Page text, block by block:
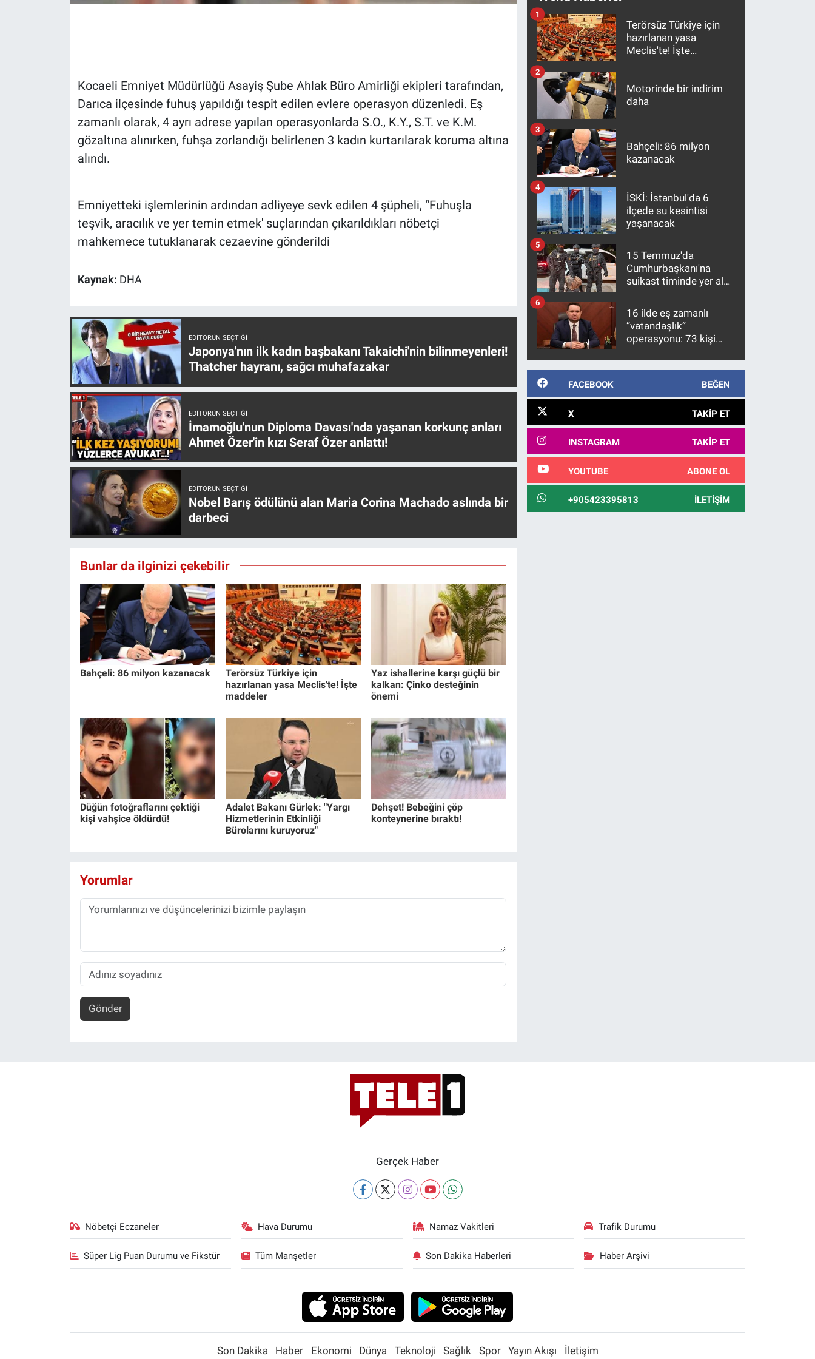
Kocaeli Emniyet Müdürlüğü Asayiş Şube Ahlak Büro Amirliği ekipleri tarafından,
Darıca ilçesinde fuhuş yapıldığı tespit edilen evlere operasyon düzenledi. Eş
zamanlı olarak, 4 ayrı adrese yapılan operasyonlarda S.O., K.Y., S.T. ve K.M.
gözaltına alınırken, fuhşa zorlandığı belirlenen 3 kadın kurtarılarak koruma altına
alındı.
Emniyetteki işlemlerinin ardından adliyeye sevk edilen 4 şüpheli, “Fuhuşla
teşvik, aracılık ve yer temin etmek' suçlarından çıkarıldıkları nöbetçi
mahkemece tutuklanarak cezaevine gönderildi
Kaynak: DHA
EDITÖRÜN SEÇTIĞI
Japonya'nın ilk kadın başbakanı Takaichi'nin bilinmeyenleri!
Thatcher hayranı, sağcı muhafazakar
EDITÖRÜN SEÇTIĞI
İmamoğlu'nun Diploma Davası'nda yaşanan korkunç anları
Ahmet Özer'in kızı Seraf Özer anlattı!
EDITÖRÜN SEÇTIĞI
Nobel Barış ödülünü alan Maria Corina Machado aslında bir
darbeci
Bunlar da ilginizi çekebilir
Bahçeli: 86 milyon kazanacak
Terörsüz Türkiye için
hazırlanan yasa Meclis'te! İşte
maddeler
Yaz ishallerine karşı güçlü bir
kalkan: Çinko desteğinin
önemi
Düğün fotoğraflarını çektiği
kişi vahşice öldürdü!
Adalet Bakanı Gürlek: "Yargı
Hizmetlerinin Etkinliği
Bürolarını kuruyoruz"
Dehşet! Bebeğini çöp
konteynerine bıraktı!
Yorumlar
Gönder
Terörsüz Türkiye için
hazırlanan yasa
Meclis'te! İşte
1
Motorinde bir indirim
daha
2
Bahçeli: 86 milyon
kazanacak
3
İSKİ: İstanbul'da 6
ilçede su kesintisi
yaşanacak
4
15 Temmuz'da
Cumhurbaşkanı'na
suikast timinde yer alan
10 yıl sonra yakalandı
5
16 ilde eş zamanlı
“vatandaşlık”
operasyonu: 73 kişi
6
FACEBOOK BEĞEN
X TAKIP ET
INSTAGRAM TAKIP ET
YOUTUBE ABONE OL
+905423395813 İLETIŞIM
Gerçek Haber
Nöbetçi Eczaneler Hava Durumu Namaz Vakitleri Trafik Durumu
Süper Lig Puan Durumu ve Fikstür Tüm Manşetler Son Dakika Haberleri Haber Arşivi
Son Dakika Haber Ekonomi Dünya Teknoloji Sağlık Spor Yayın Akışı İletişim
Ne demişti
Programlar
Teknoloji
Türkiye'nin Geleceği
Türkiye'nin Gündemi
Yerel Gündem
Canlı Yayın